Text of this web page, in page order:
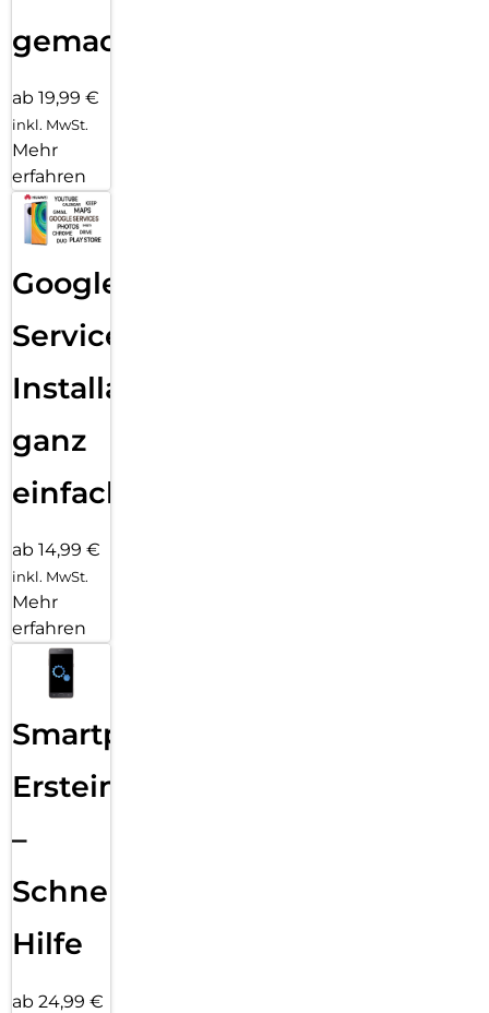
gemacht!
ab 19,99 €
inkl. MwSt.
Mehr
erfahren
Google
Services
Installation
ganz
einfach
ab 14,99 €
inkl. MwSt.
Mehr
erfahren
Smartphone
Ersteinrichtung
–
Schnelle
Hilfe
ab 24,99 €